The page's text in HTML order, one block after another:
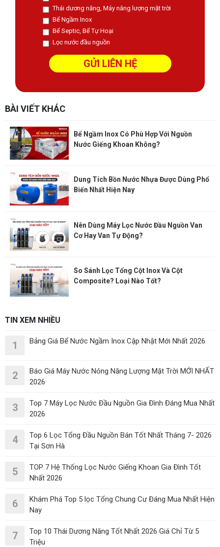
Thái dương năng, Máy năng lượng mặt trời
Bể Ngầm Inox
Bể Septic, Bể Tự Hoại
Lọc nước đầu nguồn
BÀI VIẾT KHÁC
Bể Ngầm Inox Có Phù Hợp Với Nguồn
Nước Giếng Khoan Không?
Dung Tích Bồn Nước Nhựa Được Dùng Phổ
Biến Nhất Hiện Nay
Nên Dùng Máy Lọc Nước Đầu Nguồn Van
Cơ Hay Van Tự Động?
So Sánh Lọc Tổng Cột Inox Và Cột
Composite? Loại Nào Tốt?
TIN XEM NHIỀU
1 Bảng Giá Bể Nước Ngầm Inox Cập Nhật Mới Nhất 2026
2
Báo Giá Máy Nước Nóng Năng Lượng Mặt Trời MỚI NHẤT
2026
3
Top 7 Máy Lọc Nước Đầu Nguồn Gia Đình Đáng Mua Nhất
2026
4
Top 6 Lọc Tổng Đầu Nguồn Bán Tốt Nhất Tháng 7- 2026
Tại Sơn Hà
5
TOP 7 Hệ Thống Lọc Nước Giếng Khoan Gia Đình Tốt
Nhất 2026
6
Khám Phá Top 5 lọc Tổng Chung Cư Đáng Mua Nhất Hiện
Nay
7
Top 10 Thái Dương Năng Tốt Nhất 2026 Giá Chỉ Từ 5
Triệu